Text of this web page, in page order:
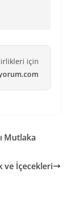
için
Mutlaka
ve İçecekleri